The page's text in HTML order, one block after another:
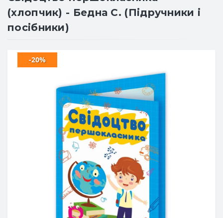
(хлопчик) - Бедна С. (Підручники і
посібники)
-20%